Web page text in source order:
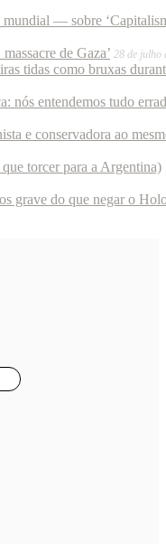
— sobre
de Gaza’ 28 de julho
tidas como bruxas
nós entendemos tudo
e conservadora ao
torcer para a Argentina)
grave do que negar o